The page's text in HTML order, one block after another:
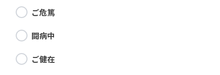
ご危篤
闘病中
ご健在